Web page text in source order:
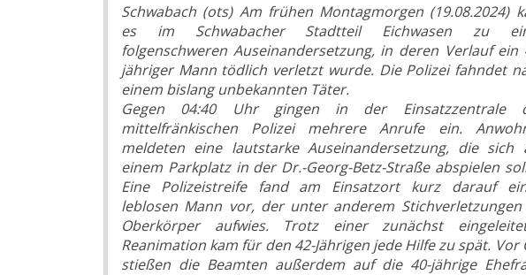
Schwabach (ots) Am frühen Montagmorgen (19.08.2024)
es im Schwabacher Stadtteil Eichwasen zu
folgenschweren Auseinandersetzung, in deren Verlauf ein
jähriger Mann tödlich verletzt wurde. Die Polizei fahndet
einem bislang unbekannten Täter.
Gegen 04:40 Uhr gingen in der Einsatzzentrale
mittelfränkischen Polizei mehrere Anrufe ein.
meldeten eine lautstarke Auseinandersetzung, die sich
einem Parkplatz in der Dr.-Georg-Betz-Straße abspielen
Eine Polizeistreife fand am Einsatzort kurz darauf
leblosen Mann vor, der unter anderem
Oberkörper aufwies. Trotz einer zunächst
Reanimation kam für den 42-Jährigen jede Hilfe zu spät. Vor
stießen die Beamten außerdem auf die 40-jährige